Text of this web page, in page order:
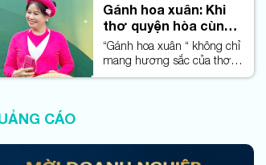
Gánh hoa xuân: Khi
thơ quyện hòa cùng
nhịp phách dân ca
“Gánh hoa xuân “ không chỉ
mang hương sắc của thơ,
mà còn phảng phất nhịp
ký ức.
CÁO